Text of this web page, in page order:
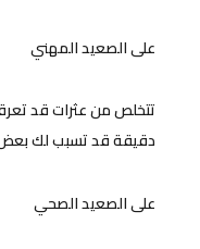
على الصعيد المهني
تتخلص من عثرات قد
دقيقة قد تسبب لك
على الصعيد الصحي